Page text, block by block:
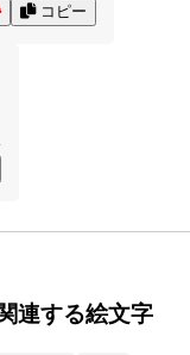
コピー
連する絵文字